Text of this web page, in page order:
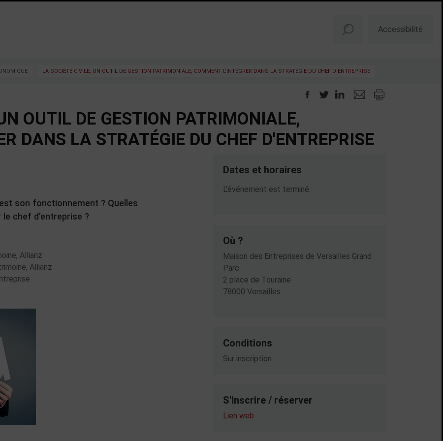
Accessibilité
LA SOCIÉTÉ CIVILE, UN OUTIL DE GESTION PATRIMONIALE, COMMENT L'INTÉGRER DANS LA STRATÉGIE DU CHEF D'ENTREPRISE
OUTIL DE GESTION PATRIMONIALE,
DANS LA STRATÉGIE DU CHEF D'ENTREPRISE
son fonctionnement ? Quelles
chef d’entreprise ?
Allianz
Allianz
Dates et horaires
Dates en cours
L'événement est terminé.
Où ?
Maison des Entreprises de Versailles Grand
Parc
2 place de Touraine
78000 Versailles
Conditions
Sur inscription
S'inscrire / réserver
Lien web